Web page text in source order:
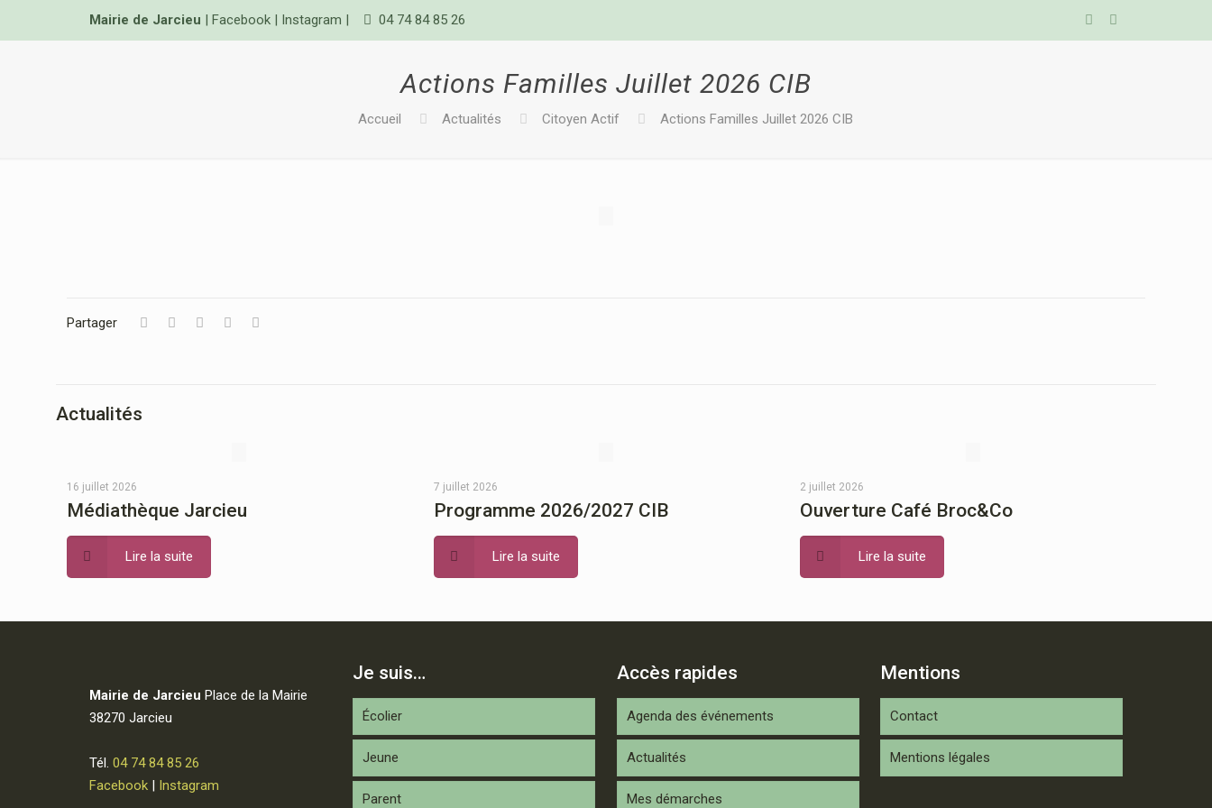
Mairie de Jarcieu | Facebook| Instagram | 04 74 84 85 26
Actions Familles Juillet 2026 CIB
Accueil Actualités Citoyen Actif Actions Familles Juillet 2026 CIB
Partager
Actualités
16 juillet 2026
Médiathèque Jarcieu
Lire la suite
7 juillet 2026
Programme 2026/2027 CIB
Lire la suite
2 juillet 2026
Ouverture Café Broc&Co
Lire la suite
Mairie de Jarcieu Place de la Mairie
38270 Jarcieu
Tél. 04 74 84 85 26
Facebook| Instagram
Je suis…
Écolier
Jeune
Parent
Accès rapides
Agenda des événements
Actualités
Mes démarches
Mentions
Contact
Mentions légales